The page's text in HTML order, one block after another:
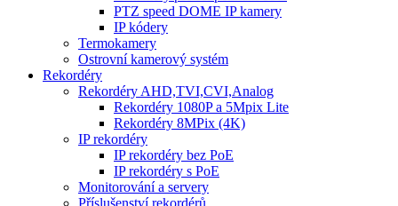
PTZ speed DOME IP kamery
IP kódery
Termokamery
Ostrovní kamerový systém
Rekordéry
Rekordéry AHD,TVI,CVI,Analog
Rekordéry 1080P a 5Mpix Lite
Rekordéry 8MPix (4K)
IP rekordéry
IP rekordéry bez PoE
IP rekordéry s PoE
Monitorování a servery